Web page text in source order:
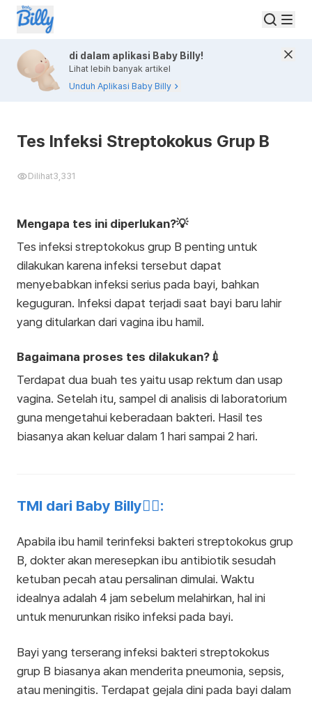
di dalam aplikasi Baby Billy!
Lihat lebih banyak artikel
Unduh Aplikasi Baby Billy
Tes Infeksi Streptokokus Grup B
Dilihat3,331
Mengapa tes ini diperlukan?💡
Tes infeksi streptokokus grup B penting untuk
dilakukan karena infeksi tersebut dapat
menyebabkan infeksi serius pada bayi, bahkan
keguguran. Infeksi dapat terjadi saat bayi baru lahir
yang ditularkan dari vagina ibu hamil.
Bagaimana proses tes dilakukan?💉
Terdapat dua buah tes yaitu usap rektum dan usap
vagina. Setelah itu, sampel di analisis di laboratorium
guna mengetahui keberadaan bakteri. Hasil tes
biasanya akan keluar dalam 1 hari sampai 2 hari.
TMI dari Baby Billy👩‍⚕️:
Apabila ibu hamil terinfeksi bakteri streptokokus grup
B, dokter akan meresepkan ibu antibiotik sesudah
ketuban pecah atau persalinan dimulai. Waktu
idealnya adalah 4 jam sebelum melahirkan, hal ini
untuk menurunkan risiko infeksi pada bayi.
Bayi yang terserang infeksi bakteri streptokokus
grup B biasanya akan menderita pneumonia, sepsis,
atau meningitis. Terdapat gejala dini pada bayi dalam